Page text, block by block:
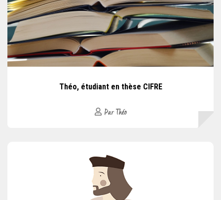
Théo, étudiant en thèse CIFRE
Par Théo